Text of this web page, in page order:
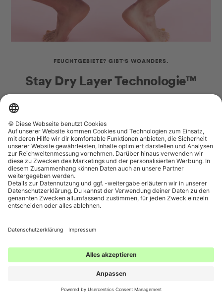
Werde jetzt ClitClub Mitglied
FEUCHTGEBIETE? GIBT'S WOANDERS.
Stay Dry Layer Technologie™
blitzschnell auf, sodass du auf dem Trockenen bleibst. Die von
Expert*innen entwickelte Stay Dry Layer Technology™ in der
Menstruationsunterwäsche bietetmit 4 Schichtendie
optimale Saugkraft und bleibt dabeiatmungsaktiv.
Die Supersaugpower von Periodenunterwäsche funktioniert
dank innovativer Technologie. In den Schritt der Period Panty
ist eine smarte, absorbierende Schicht eingearbeitet. Zwei
Schichten sorgen dafür, dass Flüssigkeit zum einen schnell
Super comfy Tragegefühl garantiert, von Windelgefühl keine